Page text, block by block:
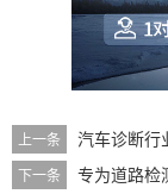
上一条 汽车诊断行
下一条 专为道路检